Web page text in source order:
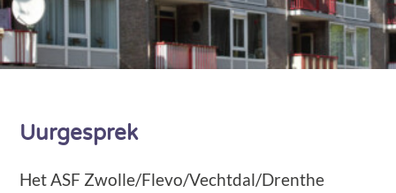
Uurgesprek
Het ASF Zwolle/Flevo/Vechtdal/Drenthe